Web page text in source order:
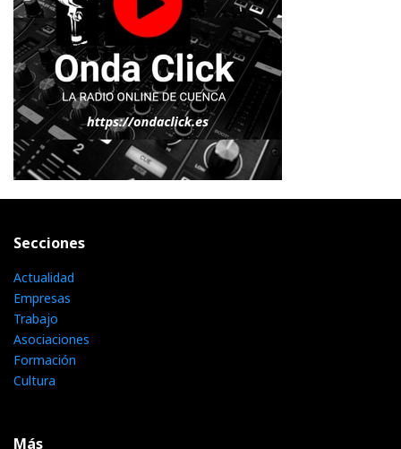
Secciones
Actualidad
Empresas
Trabajo
Asociaciones
Formación
Cultura
Más